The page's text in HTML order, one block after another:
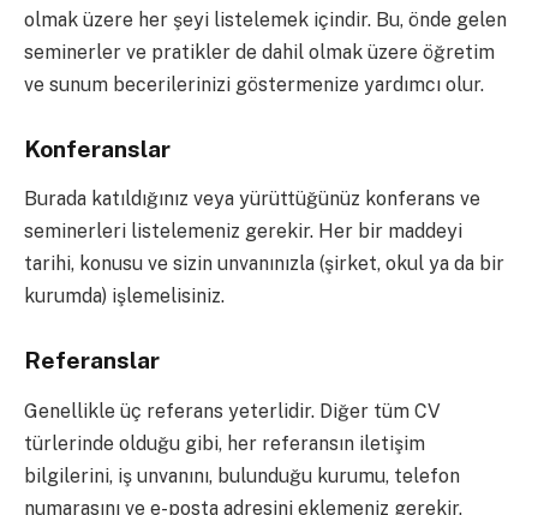
olmak üzere her şeyi listelemek içindir. Bu, önde gelen
seminerler ve pratikler de dahil olmak üzere öğretim
ve sunum becerilerinizi göstermenize yardımcı olur.
Konferanslar
Burada katıldığınız veya yürüttüğünüz konferans ve
seminerleri listelemeniz gerekir. Her bir maddeyi
tarihi, konusu ve sizin unvanınızla (şirket, okul ya da bir
kurumda) işlemelisiniz.
Referanslar
Genellikle üç referans yeterlidir. Diğer tüm CV
türlerinde olduğu gibi, her referansın iletişim
bilgilerini, iş unvanını, bulunduğu kurumu, telefon
numarasını ve e-posta adresini eklemeniz gerekir.